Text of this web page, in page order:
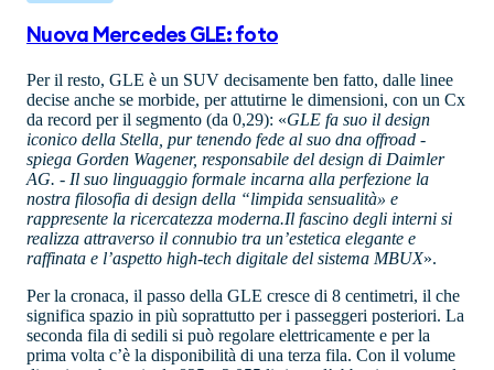
Nuova Mercedes GLE: foto
Per il resto, GLE è un SUV decisamente ben fatto, dalle linee
decise anche se morbide, per attutirne le dimensioni, con un Cx
da record per il segmento (da 0,29): «GLE fa suo il design
iconico della Stella, pur tenendo fede al suo dna offroad -
spiega Gorden Wagener, responsabile del design di Daimler
AG. - Il suo linguaggio formale incarna alla perfezione la
nostra filosofia di design della “limpida sensualità» e
rappresente la ricercatezza moderna.Il fascino degli interni si
realizza attraverso il connubio tra un’estetica elegante e
raffinata e l’aspetto high-tech digitale del sistema MBUX».
Per la cronaca, il passo della GLE cresce di 8 centimetri, il che
significa spazio in più soprattutto per i passeggeri posteriori. La
seconda fila di sedili si può regolare elettricamente e per la
prima volta c’è la disponibilità di una terza fila. Con il volume